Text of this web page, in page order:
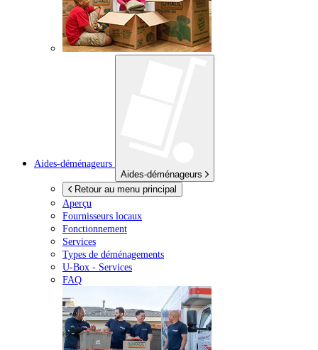
Aides-déménageurs
Aides-déménageurs
Retour au menu principal
Aperçu
Fournisseurs locaux
Fonctionnement
Services
Types de déménagements
U-Box - Services
FAQ